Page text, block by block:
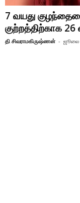
7 வயது
குற்றத்திற்காக 26
தி சிவராமகிருஷ்ணன் - ஜூலை